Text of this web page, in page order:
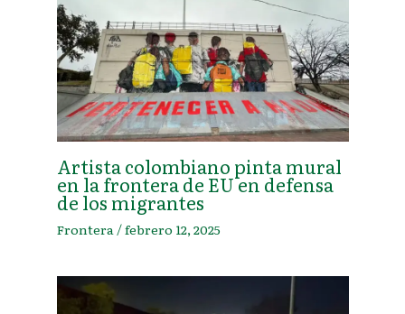
Artista colombiano pinta mural
en la frontera de EU en defensa
de los migrantes
Frontera /febrero 12, 2025